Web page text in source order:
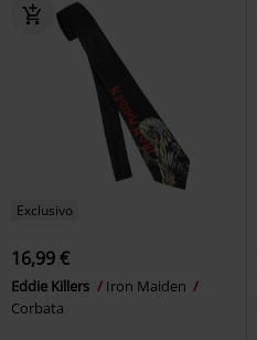
Exclusivo
16,99 €
Eddie Killers
Iron Maiden
Corbata